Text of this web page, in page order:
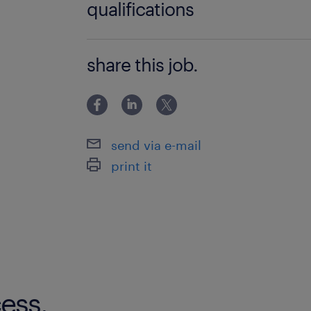
Opslag & Bevoorrading: Je zet
stellingen (80-90% van je tijd).
orderpickers met hun headset
magazijn nu de afdelingen
qualifications
share this job.
send via e-mail
print it